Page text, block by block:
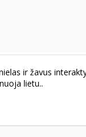
ir žavus
lietu..